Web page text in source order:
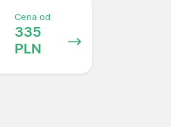
Cena od
335
PLN